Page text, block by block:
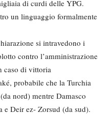
di curdi delle YPG.
un linguaggio formalmente
si intravedono i
contro l’amministrazione
caso di vittoria
probabile che la Turchia
nord) mentre Damasco
e Deir ez- Zorsud (da sud).